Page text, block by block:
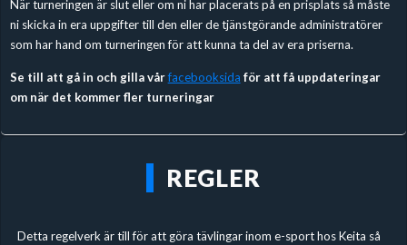
När turneringen är slut eller om ni har placerats på en prisplats så måste
ni skicka in era uppgifter till den eller de tjänstgörande administratörer
som har hand om turneringen för att kunna ta del av era priserna.
Se till att gå in och gilla vårfacebooksida för att få uppdateringar
om när det kommer fler turneringar
REGLER
Detta regelverk är till för att göra tävlingar inom e-sport hos Keita så